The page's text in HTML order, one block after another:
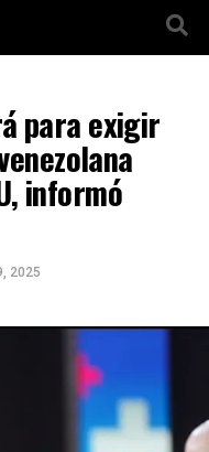
para exigir
informó
2025